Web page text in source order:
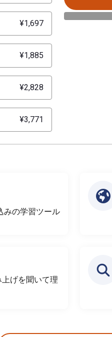
¥1,697
¥1,885
¥2,828
¥3,771
みの学習ツール
げを聞いて理